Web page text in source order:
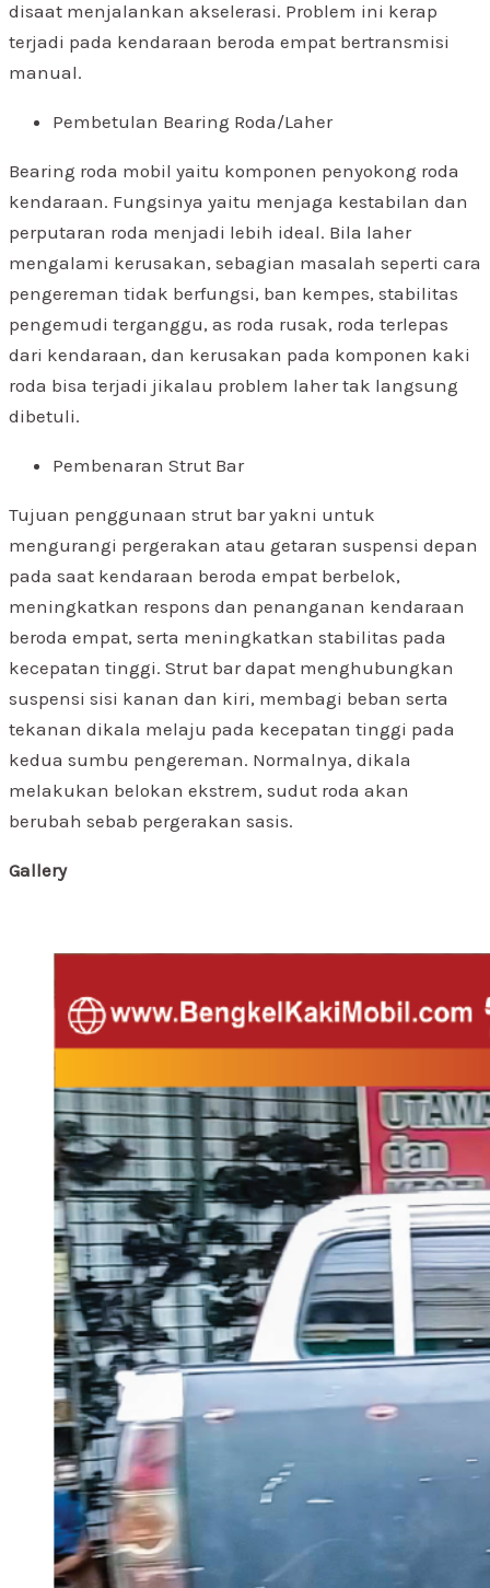
disaat menjalankan akselerasi. Problem ini kerap
terjadi pada kendaraan beroda empat bertransmisi
manual.
Pembetulan Bearing Roda/Laher
Bearing roda mobil yaitu komponen penyokong roda
kendaraan. Fungsinya yaitu menjaga kestabilan dan
perputaran roda menjadi lebih ideal. Bila laher
mengalami kerusakan, sebagian masalah seperti cara
pengereman tidak berfungsi, ban kempes, stabilitas
pengemudi terganggu, as roda rusak, roda terlepas
dari kendaraan, dan kerusakan pada komponen kaki
roda bisa terjadi jikalau problem laher tak langsung
dibetuli.
Pembenaran Strut Bar
Tujuan penggunaan strut bar yakni untuk
mengurangi pergerakan atau getaran suspensi depan
pada saat kendaraan beroda empat berbelok,
meningkatkan respons dan penanganan kendaraan
beroda empat, serta meningkatkan stabilitas pada
kecepatan tinggi. Strut bar dapat menghubungkan
suspensi sisi kanan dan kiri, membagi beban serta
tekanan dikala melaju pada kecepatan tinggi pada
kedua sumbu pengereman. Normalnya, dikala
melakukan belokan ekstrem, sudut roda akan
berubah sebab pergerakan sasis.
Gallery